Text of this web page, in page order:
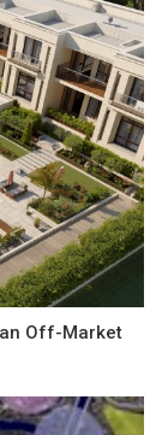
Off-Market